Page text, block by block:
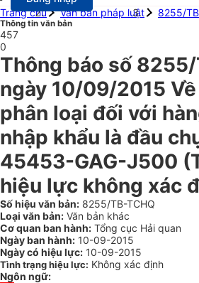
Trang chủ
Văn bản pháp luật 8255/
Thông tin văn bản
457
0
Thông báo số
ngày 10/09/2015
phân loại đối với
nhập khẩu là đầu
45453-GAG-J500
hiệu lực không xác
Số hiệu văn bản: 8255/TB-TCHQ
Loại văn bản: Văn bản khác
Cơ quan ban hành: Tổng cục Hải quan
Ngày ban hành: 10-09-2015
Ngày có hiệu lực: 10-09-2015
Tình trạng hiệu lực: Không xác định
Ngôn ngữ: